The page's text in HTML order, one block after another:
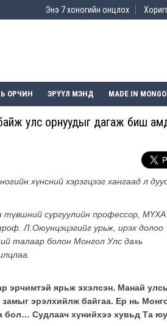
Энэ 7 хоногийн онцлох
ОРЧИН ЭРҮҮЛ МЭНД MADE IN
улс орнуудыг дагаж биш
хүнсний хэрэгцээг хангаад л
түвшний сургуулийн профессор,
Л.Оюунцэцэгийг урьж, ирэх долоо
талаар болон Монгол Улс дахь
эрчимтэй ярьж эхэлсэн. Манай
эрэлхийлж байгаа. Ер нь
бол… Судлаач хүнийхээ хувьд Та